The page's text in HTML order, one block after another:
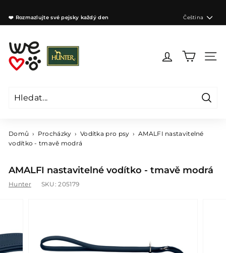
obsah
❤️ Rozmazlujte své pejsky každý den Jazyk
Čeština
W
e
l
e
g
s
Z
Domů › Procházky › Vodítka pro psy › AMALFI nastavitelné
vodítko - tmavě modrá
AMALFI nastavitelné vodítko - tmavě modrá
Hunter SKU:205179